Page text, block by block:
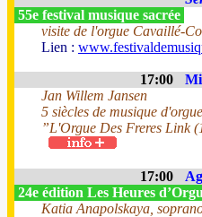
55e festival musique sacrée
visite de l'orgue Cavaillé-
Lien :
17:00
Jan Willem Jansen
5 siècles de musique d'orgue
”L'Orgue Des Freres Link
17:00
24e édition Les Heures
Katia Anapolskaya,